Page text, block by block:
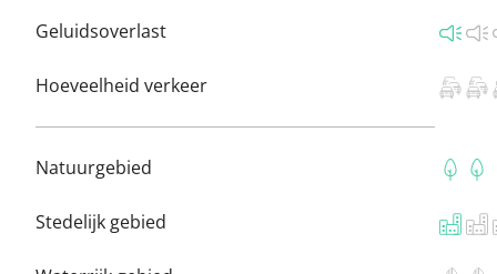
Geluidsoverlast
Hoeveelheid verkeer
Natuurgebied
Stedelijk gebied